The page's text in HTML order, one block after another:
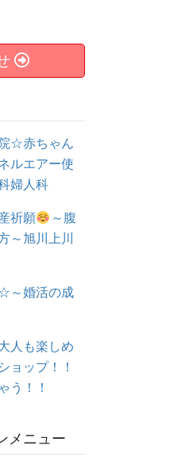
☆赤ちゃん
ルエアー使
婦人科
祈願
～腹
～旭川上川
～婚活の成
人も楽しめ
ョップ！！
う！！
メニュー